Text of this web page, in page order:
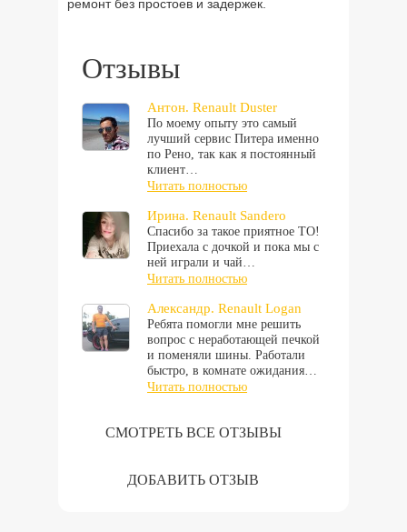
ремонт без простоев и задержек.
Отзывы
Антон. Renault Duster
По моему опыту это самый
лучший сервис Питера именно
по Рено, так как я постоянный
клиент…
Читать полностью
Ирина. Renault Sandero
Спасибо за такое приятное ТО!
Приехала с дочкой и пока мы с
ней играли и чай…
Читать полностью
Александр. Renault Logan
Ребята помогли мне решить
вопрос с неработающей печкой
и поменяли шины. Работали
быстро, в комнате ожидания…
Читать полностью
СМОТРЕТЬ ВСЕ ОТЗЫВЫ
ДОБАВИТЬ ОТЗЫВ